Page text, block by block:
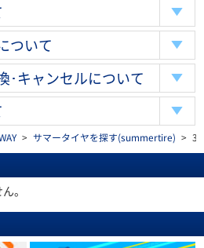
ついて
･キャンセルについて
> サマータイヤを探す(summertire) >
。